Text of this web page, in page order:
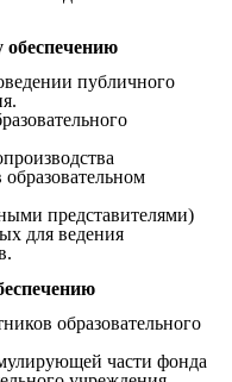
публичного
представителями)
для ведения
образовательного
части фонда